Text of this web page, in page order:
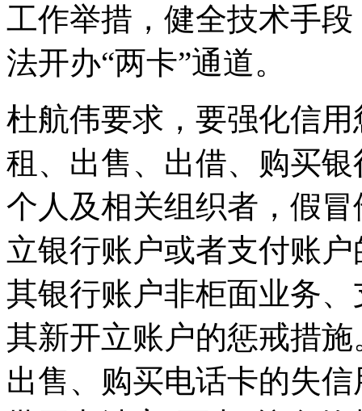
工作举措，健全技术手
法开办“两卡”通道。
杜航伟要求，要强化信
租、出售、出借、购买
个人及相关组织者，假
立银行账户或者支付账
其银行账户非柜面业务
其新开立账户的惩戒措
出售、购买电话卡的失